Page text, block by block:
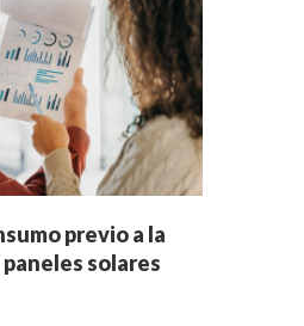
previo a la
solares